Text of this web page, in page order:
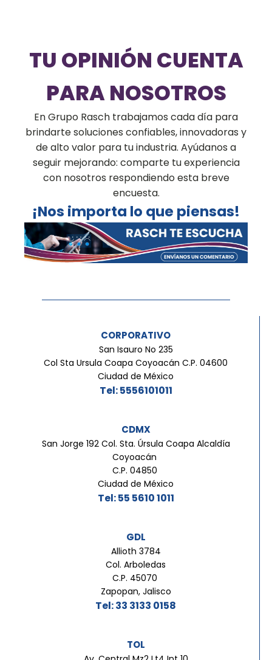
TU OPINIÓN CUENTA
PARA NOSOTROS
En Grupo Rasch trabajamos cada día para
brindarte soluciones confiables, innovadoras y
de alto valor para tu industria. Ayúdanos a
seguir mejorando: comparte tu experiencia
con nosotros respondiendo esta breve
encuesta.
¡Nos importa lo que piensas!
CORPORATIVO
San Isauro No 235
Col Sta Ursula Coapa Coyoacán C.P. 04600
Ciudad de México
Tel: 5556101011
CDMX
San Jorge 192 Col. Sta. Úrsula Coapa Alcaldía
Coyoacán
C.P. 04850
Ciudad de México
Tel: 55 5610 1011
GDL
Allioth 3784
Col. Arboledas
C.P. 45070
Zapopan, Jalisco
Tel: 33 3133 0158
TOL